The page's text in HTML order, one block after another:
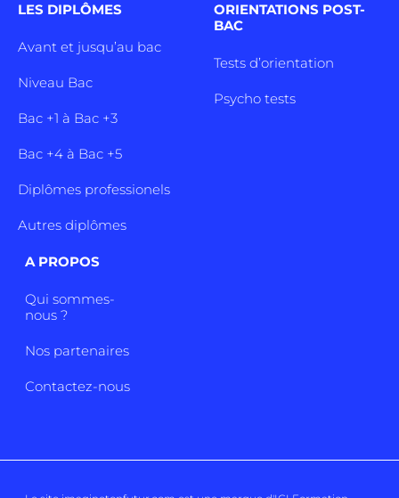
LES DIPLÔMES
Avant et jusqu’au bac
Niveau Bac
Bac +1 à Bac +3
Bac +4 à Bac +5
Diplômes professionels
Autres diplômes
ORIENTATIONS POST-
BAC
Tests d’orientation
Psycho tests
A PROPOS
Qui sommes-
nous ?
Nos partenaires
Contactez-nous